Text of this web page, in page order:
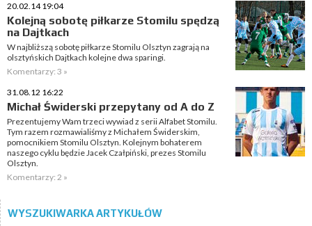
20.02.14 19:04
Kolejną sobotę piłkarze Stomilu spędzą
na Dajtkach
W najbliższą sobotę piłkarze Stomilu Olsztyn zagrają na
olsztyńskich Dajtkach kolejne dwa sparingi.
Komentarzy: 3 »
31.08.12 16:22
Michał Świderski przepytany od A do Z
Prezentujemy Wam trzeci wywiad z serii Alfabet Stomilu.
Tym razem rozmawialiśmy z Michałem Świderskim,
pomocnikiem Stomilu Olsztyn. Kolejnym bohaterem
naszego cyklu będzie Jacek Czałpiński, prezes Stomilu
Olsztyn.
Komentarzy: 2 »
WYSZUKIWARKA ARTYKUŁÓW